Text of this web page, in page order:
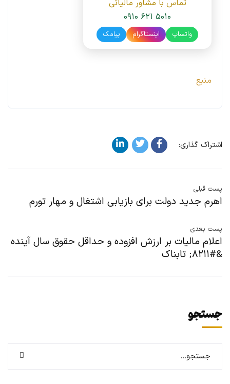
تماس با مشاور مالیاتی
۰۹۱۰ ۶۲۱ ۵۰۱۰
واتساپ اینستاگرام پیامک
منبع
اشتراک گذاری:
پست قبلی
اهرم جدید دولت برای بازیابی اشتغال و مهار تورم
پست بعدی
اعلام مالیات بر ارزش افزوده و حداقل حقوق سال آینده
&#۸۲۱۱; تابناک
جستجو